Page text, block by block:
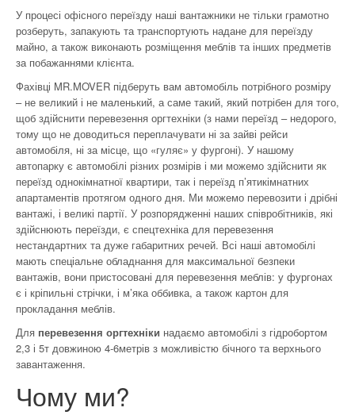
У процесі офісного переїзду наші вантажники не тільки грамотно
розберуть, запакують та транспортують надане для переїзду
майно, а також виконають розміщення меблів та інших предметів
за побажаннями клієнта.
Фахівці MR.MOVER підберуть вам автомобіль потрібного розміру
– не великий і не маленький, а саме такий, який потрібен для того,
щоб здійснити перевезення оргтехніки (з нами переїзд – недорого,
тому що не доводиться переплачувати ні за зайві рейси
автомобіля, ні за місце, що «гуляє» у фургоні). У нашому
автопарку є автомобілі різних розмірів і ми можемо здійснити як
переїзд однокімнатної квартири, так і переїзд п’ятикімнатних
апартаментів протягом одного дня. Ми можемо перевозити і дрібні
вантажі, і великі партії. У розпорядженні наших співробітників, які
здійснюють переїзди, є спецтехніка для перевезення
нестандартних та дуже габаритних речей. Всі наші автомобілі
мають спеціальне обладнання для максимальної безпеки
вантажів, вони пристосовані для перевезення меблів: у фургонах
є і кріпильні стрічки, і м’яка оббивка, а також картон для
прокладання меблів.
Для перевезення оргтехніки надаємо автомобілі з гідробортом
2,3 і 5т довжиною 4-6метрів з можливістю бічного та верхнього
завантаження.
Чому ми?